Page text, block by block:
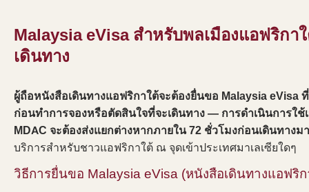
Malaysia eVisa สำหรับพลเมืองแอฟริก
เดินทาง
ผู้ถือหนังสือเดินทางแอฟริกาใต้จะต้องยื่นขอ Malaysia eVisa
ก่อนทำการจองหรือตัดสินใจที่จะเดินทาง — การดำเนินการใช้
MDAC จะต้องส่งแยกต่างหากภายใน 72 ชั่วโมงก่อนเดินทางม
บริการสำหรับชาวแอฟริกาใต้ ณ จุดเข้าประเทศมาเลเซียใดๆ
วิธีการยื่นขอ Malaysia eVisa (หนังสือเดินทางแอฟริ